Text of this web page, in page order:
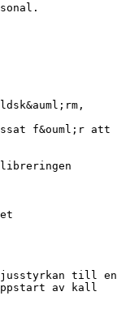
f&ouml;r att
till en
av kall